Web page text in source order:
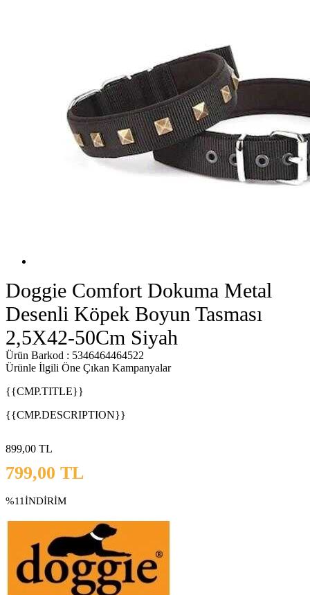
Doggie Comfort Dokuma Metal
Desenli Köpek Boyun Tasması
2,5X42-50Cm Siyah
Ürün Barkod : 5346464464522
Ürünle İlgili Öne Çıkan Kampanyalar
{{CMP.TITLE}}
{{CMP.DESCRIPTION}}
899,00 TL
799,00 TL
%11İNDİRİM